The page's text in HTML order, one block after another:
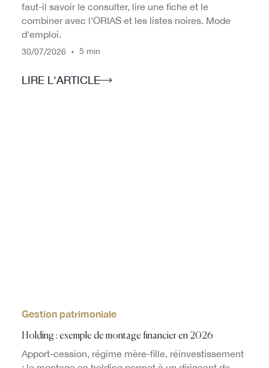
faut-il savoir le consulter, lire une fiche et le
combiner avec l'ORIAS et les listes noires. Mode
d'emploi.
30/07/2026 • 5 min
LIRE L'ARTICLE
Gestion patrimoniale
Holding : exemple de montage financier en 2026
Apport-cession, régime mère-fille, réinvestissement